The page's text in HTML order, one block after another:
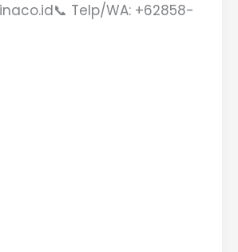
Telp/WA: +62858-